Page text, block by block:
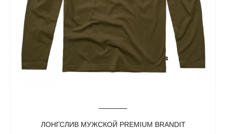
ЛОНГСЛИВ МУЖСКОЙ PREMIUM BRANDIT